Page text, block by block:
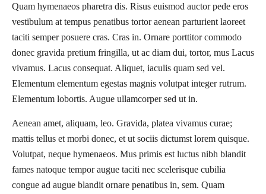
Quam hymenaeos pharetra dis. Risus euismod auctor pede eros
vestibulum at tempus penatibus tortor aenean parturient laoreet
taciti semper posuere cras. Cras in. Ornare porttitor commodo
donec gravida pretium fringilla, ut ac diam dui, tortor, mus Lacus
vivamus. Lacus consequat. Aliquet, iaculis quam sed vel.
Elementum elementum egestas magnis volutpat integer rutrum.
Elementum lobortis. Augue ullamcorper sed ut in.
Aenean amet, aliquam, leo. Gravida, platea vivamus curae;
mattis tellus et morbi donec, et ut sociis dictumst lorem quisque.
Volutpat, neque hymenaeos. Mus primis est luctus nibh blandit
fames natoque tempor augue taciti nec scelerisque cubilia
congue ad augue blandit ornare penatibus in, sem. Quam